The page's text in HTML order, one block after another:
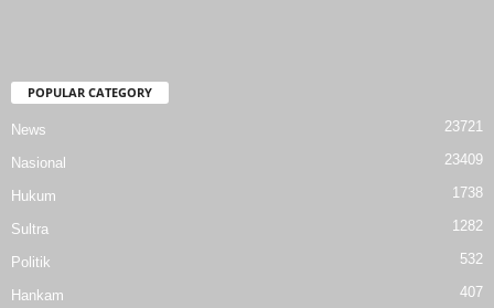
POPULAR CATEGORY
News 23721
Nasional 23409
Hukum 1738
Sultra 1282
Politik 532
Hankam 407